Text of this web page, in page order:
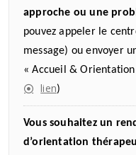
approche ou une
pouvez appeler le
message) ou envoyer
« Accueil &
lien)
Vous souhaitez un
d’orientation